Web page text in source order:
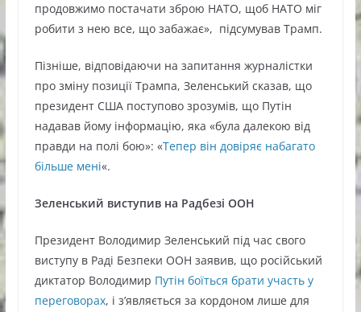
продовжимо постачати зброю НАТО, щоб НАТО міг
робити з нею все, що забажає», підсумував Трамп.
Пізніше, відповідаючи на запитання журналістки
про зміну позиції Трампа, Зеленський сказав, що
президент США поступово зрозумів, що Путін
надавав йому інформацію, яка «була далекою від
правди на полі бою»: «Тепер він довіряє набагато
більше мені«.
Зеленський виступив на Радбезі ООН
Президент Володимир Зеленський під час свого
виступу в Раді Безпеки ООН заявив, що російський
диктатор Володимир Путін боїться брати участь у
переговорах, і з’являється за кордоном лише для